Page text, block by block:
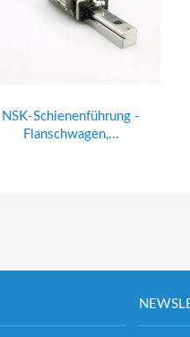
NSK-Schienenführung -
Flanschwagen,...